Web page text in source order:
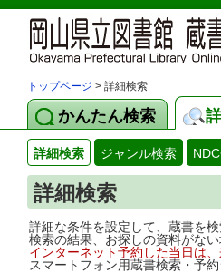
トップページ > 詳細検索
かんたん検索
詳細検索 ジャンル検索
詳細検索
詳細な条件を設定して、蔵書を検
検索の結果、お探しの資料がな
インターネット予約した当日は
スマートフォン用蔵書検索・予